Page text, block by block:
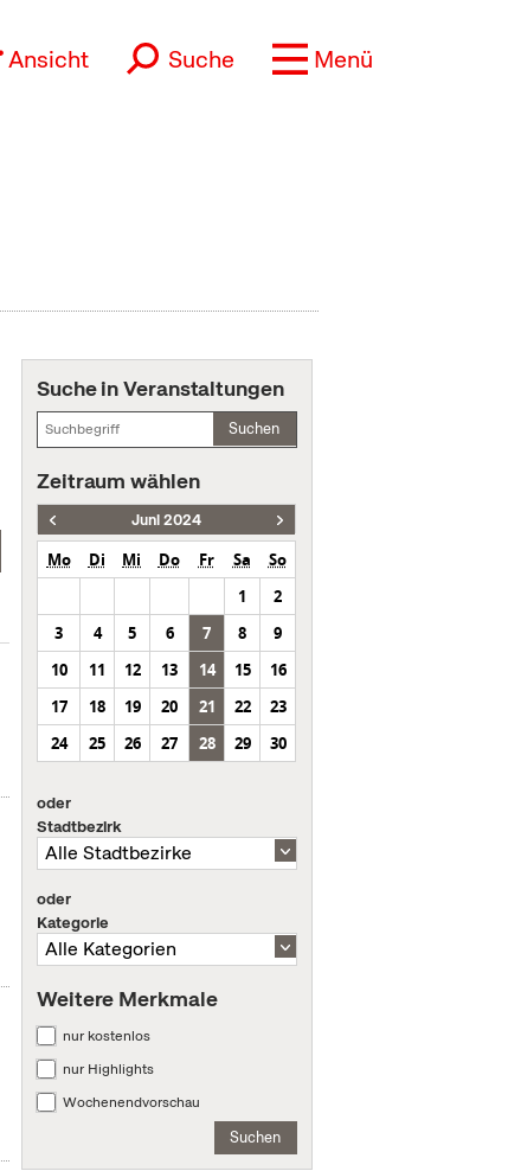
Ansicht Suche Menü
Suche in Veranstaltungen
Suchen
Zeitraum wählen
Juni 2024
Mo Di Mi Do Fr Sa
So
1
2
3
4 5 6 7 8
9
10
11 12 13 14 15
16
17
18 19 20 21 22
23
24
25 26 27 28 29 30
oder
Stadtbezirk
oder
Kategorie
Weitere Merkmale
nur kostenlos
nur Highlights
Wochenendvorschau
Suchen